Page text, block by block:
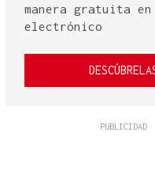
manera gratuita
electrónico